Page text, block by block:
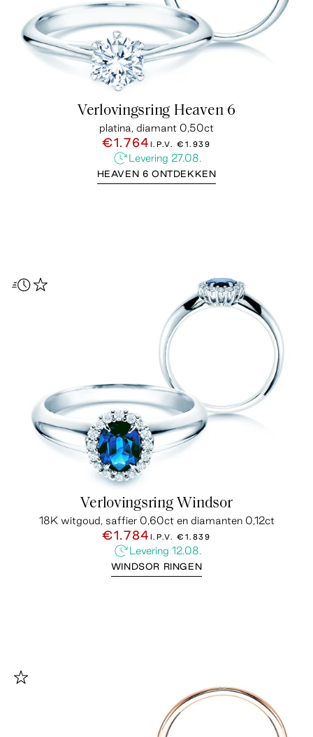
Verlovingsring Heaven 6
platina, diamant 0,50ct
€1.764 I.P.V.€1.939
Levering 27.08.
HEAVEN 6 ONTDEKKEN
Verlovingsring Windsor
18K witgoud, saffier 0,60ct en diamanten 0,12ct
€1.784 I.P.V.€1.839
Levering 12.08.
WINDSOR RINGEN